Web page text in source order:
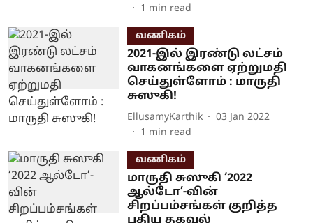
1 min read
வணிகம்
2021-இல் இரண்டு லட்சம்
வாகனங்களை ஏற்றுமதி
செய்துள்ளோம் : மாருதி
சுஸுகி!
EllusamyKarthik
03 Jan 2022
1 min read
வணிகம்
மாருதி சுஸுகி ‘2022
ஆல்டோ’-வின்
சிறப்பம்சங்கள் குறித்த
புதிய தகவல்